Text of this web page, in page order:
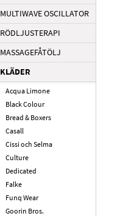
MULTIWAVE OSCILLATOR
RÖDLJUSTERAPI
MASSAGEFÅTÖLJ
KLÄDER
Acqua Limone
Black Colour
Bread & Boxers
Casall
Cissi och Selma
Culture
Dedicated
Falke
Funq Wear
Goorin Bros.